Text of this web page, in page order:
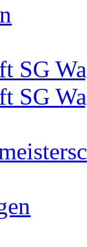
SG
SG